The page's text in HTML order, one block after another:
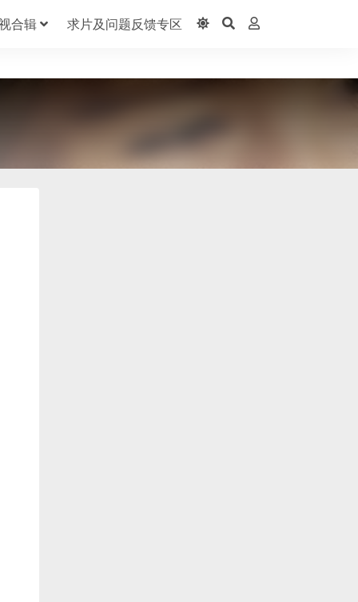
合辑 求片及问题反馈专区